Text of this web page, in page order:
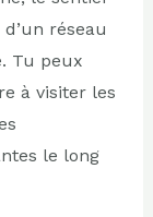
réseau
Tu peux
à visiter les
le long